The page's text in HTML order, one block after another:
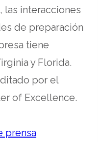
las interacciones
de preparación
tiene
y Florida.
por el
of Excellence.
prensa